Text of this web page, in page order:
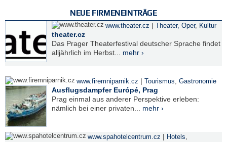
NEUE FIRMENEINTRÄGE
www.theater.cz | Theater, Oper, Kultur
theater.cz
Das Prager Theaterfestival deutscher Sprache findet
alljährlich im Herbst... mehr ›
www.firemniparnik.cz | Tourismus, Gastronomie
Ausflugsdampfer Európé, Prag
Prag einmal aus anderer Perspektive erleben:
nämlich bei einer privaten... mehr ›
www.spahotelcentrum.cz | Hotels,